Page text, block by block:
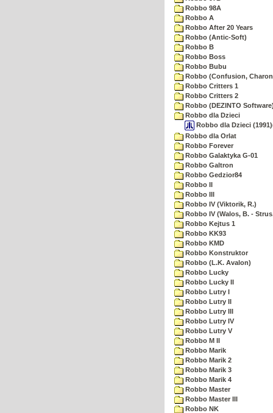
Robbo 98A
Robbo A
Robbo After 20 Years
Robbo (Antic-Soft)
Robbo B
Robbo Boss
Robbo Bubu
Robbo (Confusion,
Robbo Critters 1
Robbo Critters 2
Robbo (DEZINTO
Robbo dla Dzieci
Robbo dla Dzieci
Robbo dla Orlat
Robbo Forever
Robbo Galaktyka G-01
Robbo Galtron
Robbo Gedzior84
Robbo II
Robbo III
Robbo IV (Viktorik, R.)
Robbo IV (Walos, B. -
Robbo Kejtus 1
Robbo KK93
Robbo KMD
Robbo Konstruktor
Robbo (L.K. Avalon)
Robbo Lucky
Robbo Lucky II
Robbo Lutry I
Robbo Lutry II
Robbo Lutry III
Robbo Lutry IV
Robbo Lutry V
Robbo M II
Robbo Marik
Robbo Marik 2
Robbo Marik 3
Robbo Marik 4
Robbo Master
Robbo Master III
Robbo NK